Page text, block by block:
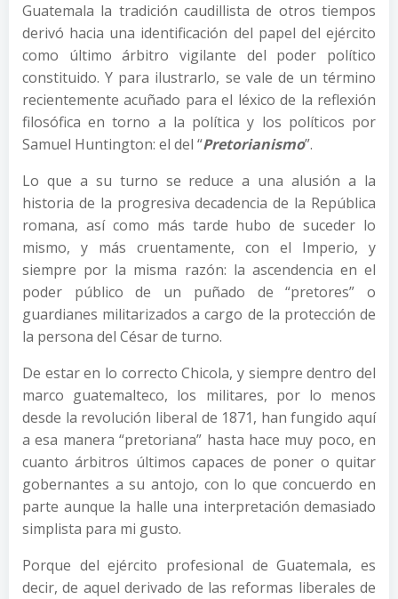
Guatemala la tradición caudillista de otros tiempos
derivó hacia una identificación del papel del ejército
como último árbitro vigilante del poder político
constituido. Y para ilustrarlo, se vale de un término
recientemente acuñado para el léxico de la reflexión
filosófica en torno a la política y los políticos por
Samuel Huntington: el del “Pretorianismo”.
Lo que a su turno se reduce a una alusión a la
historia de la progresiva decadencia de la República
romana, así como más tarde hubo de suceder lo
mismo, y más cruentamente, con el Imperio, y
siempre por la misma razón: la ascendencia en el
poder público de un puñado de “pretores” o
guardianes militarizados a cargo de la protección de
la persona del César de turno.
De estar en lo correcto Chicola, y siempre dentro del
marco guatemalteco, los militares, por lo menos
desde la revolución liberal de 1871, han fungido aquí
a esa manera “pretoriana” hasta hace muy poco, en
cuanto árbitros últimos capaces de poner o quitar
gobernantes a su antojo, con lo que concuerdo en
parte aunque la halle una interpretación demasiado
simplista para mi gusto.
Porque del ejército profesional de Guatemala, es
decir, de aquel derivado de las reformas liberales de